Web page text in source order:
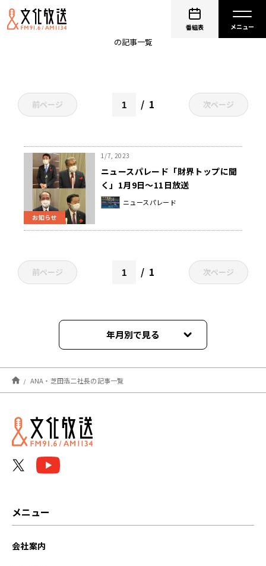
番組表
ANA・芝田浩二社長
の記事一覧
前ページ 1 次ページ
お知らせ
1/7, 2023
ニュースパレード「財界トップに聞
く」1月9日～11日放送
ニュースパレード
前ページ 1 次ページ
年月別で見る
2023年01月
ANA・芝田浩二社長の記事一覧
メニュー
会社案内